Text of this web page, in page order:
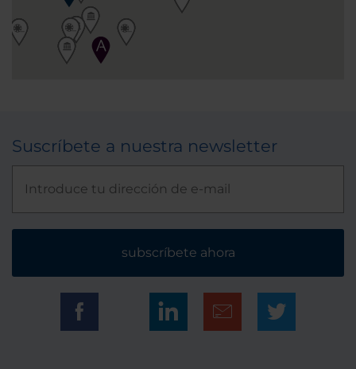
Suscríbete a nuestra newsletter
subscríbete ahora